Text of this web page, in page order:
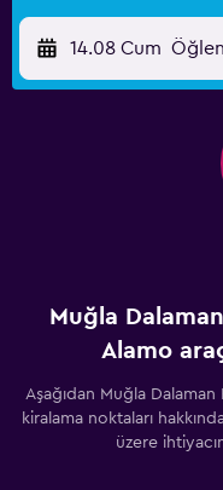
14.08 Cum Öğlen
Muğla
Alamo
Aşağıdan Muğla Dalaman
kiralama noktaları
üzere